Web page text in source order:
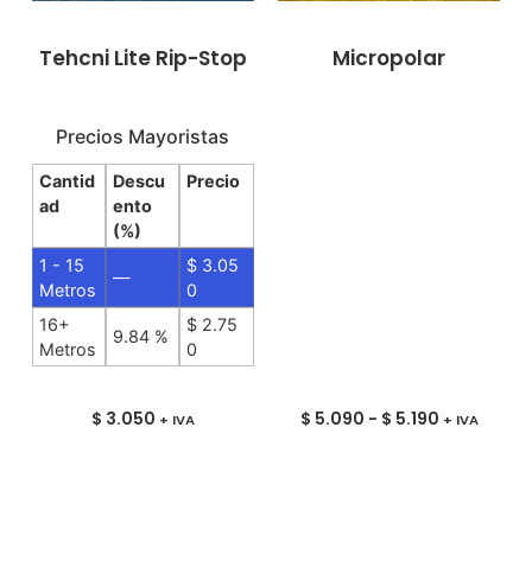
Tehcni Lite Rip-Stop
Precios Mayoristas
Cantid
ad
Descu
ento
(%)
Precio
1 - 15
Metros
—
$3.05
0
16+
Metros
9.84 %
$2.75
0
$ 3.050 + IVA
Micropolar
$ 5.090 - $ 5.190 + IVA